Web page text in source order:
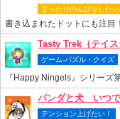
まったりのんびりしたい
ゲーム-パズル・クイズ
テンション上げたい！